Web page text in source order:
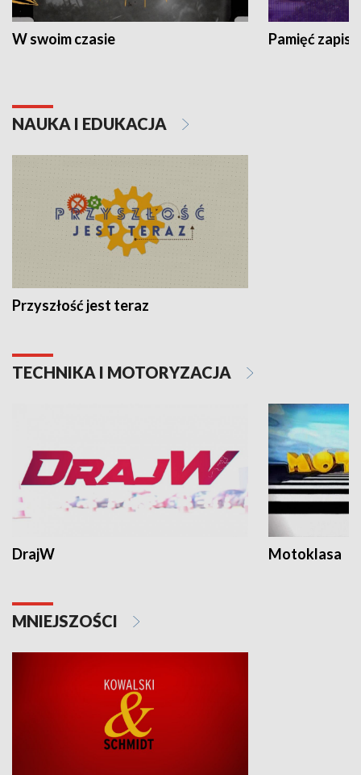
W swoim czasie Pamięć
NAUKA I EDUKACJA
Przyszłość jest teraz
TECHNIKA I MOTORYZACJA
DrajW Motoklasa
MNIEJSZOŚCI